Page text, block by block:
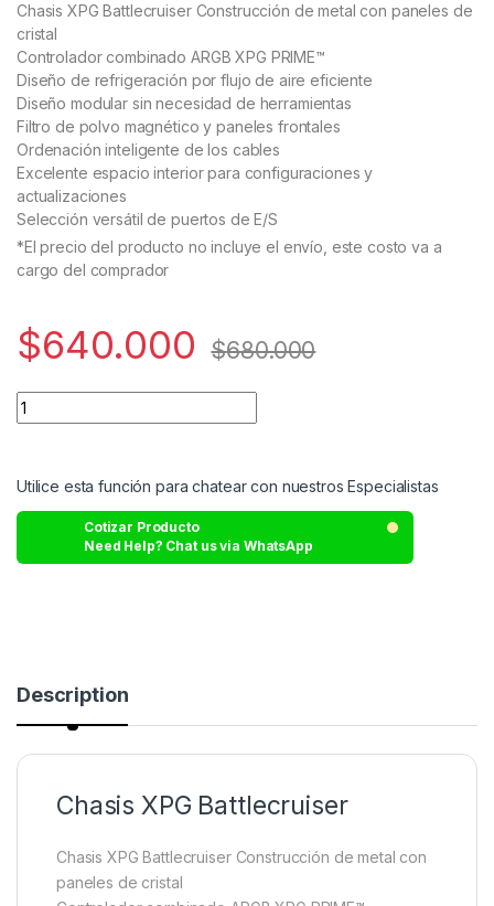
ratings
Chasis XPG Battlecruiser Construcción de metal con paneles de
cristal
Controlador combinado ARGB XPG PRIME™
Diseño de refrigeración por flujo de aire eficiente
Diseño modular sin necesidad de herramientas
Filtro de polvo magnético y paneles frontales
Ordenación inteligente de los cables
Excelente espacio interior para configuraciones y
actualizaciones
Selección versátil de puertos de E/S
*El precio del producto no incluye el envío, este costo va a
cargo del comprador
$640.000 $680.000
Utilice esta función para chatear con nuestros Especialistas
Cotizar Producto
Need Help? Chat us via WhatsApp
Description
Chasis XPG Battlecruiser
Chasis XPG Battlecruiser Construcción de metal con
paneles de cristal